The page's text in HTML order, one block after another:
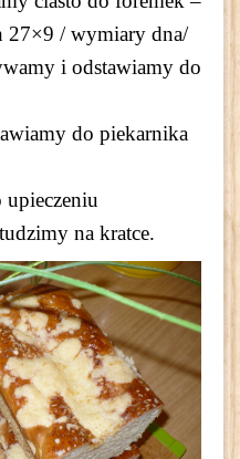
27×9 / wymiary dna/
i odstawiamy do
do piekarnika
na kratce.